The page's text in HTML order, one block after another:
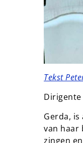
Tekst
Dirigente
Gerda,
van haar
zingen